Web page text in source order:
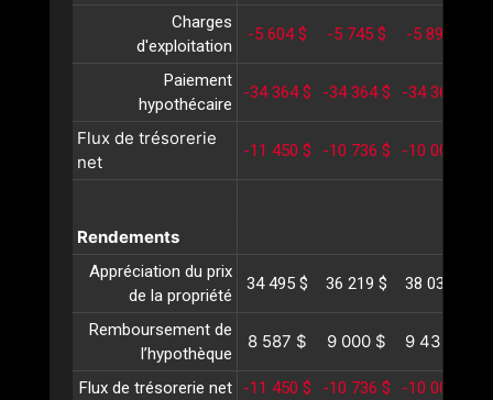
Charges
d'exploitation
-5 604 $ -5 745 $ -5 890 $
Paiement
hypothécaire
-34 364 $ -34 364 $ -34 364 $
Flux de trésorerie
net
-11 450 $ -10 736 $ -10 000 $
Rendements
Appréciation du prix
de la propriété
34 495 $ 36 219 $ 38 030 $
Remboursement de
l’hypothèque
8 587 $ 9 000 $ 9 432 $
Flux de trésorerie net -11 450 $ -10 736 $ -10 000 $